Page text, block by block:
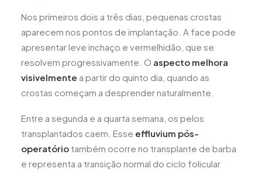
Nos primeiros dois a três dias, pequenas crostas
aparecem nos pontos de implantação. A face pode
apresentar leve inchaço e vermelhidão, que se
resolvem progressivamente. O aspecto melhora
visivelmente a partir do quinto dia, quando as
crostas começam a desprender naturalmente.
Entre a segunda e a quarta semana, os pelos
transplantados caem. Esse effluvium pós-
operatório também ocorre no transplante de barba
e representa a transição normal do ciclo folicular